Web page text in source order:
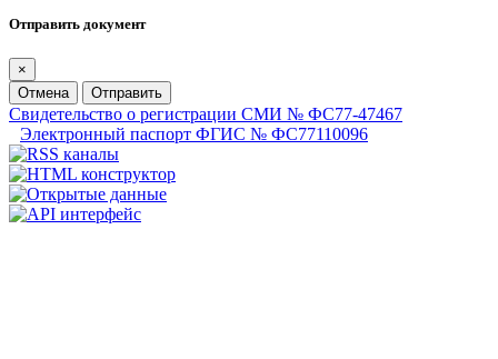
Отправить документ
×
Отмена
Отправить
Свидетельство о регистрации СМИ № ФС77-47467
Электронный паспорт ФГИС № ФС77110096